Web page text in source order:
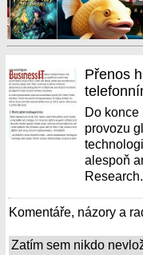
Přenos
Do
provozu
alespoň
Komentáře, názory a
Zatím sem nikdo